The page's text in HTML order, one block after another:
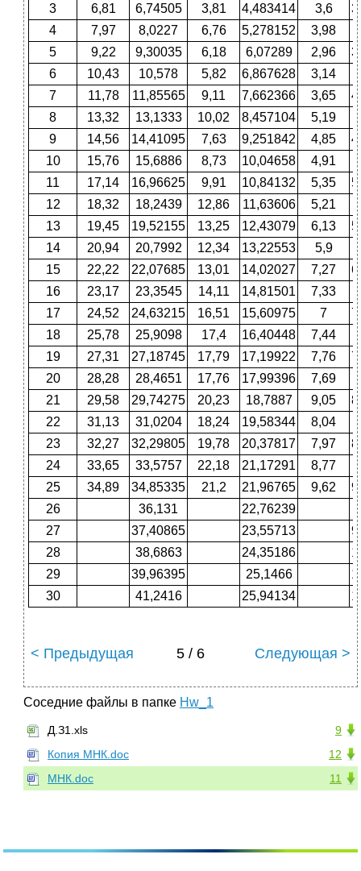
3
6,81 6,74505 3,81 4,483414 3,6
4
7,97 8,0227 6,76 5,278152 3,98
5
9,22 9,30035 6,18 6,07289 2,96
6
10,43 10,578 5,82 6,867628 3,14
7
11,78 11,85565 9,11 7,662366 3,65
8
13,32 13,1333 10,02 8,457104 5,19
9
14,56 14,41095 7,63 9,251842 4,85
10
15,76 15,6886 8,73 10,04658 4,91
11
17,14 16,96625 9,91 10,84132 5,35
12
18,32 18,2439 12,86 11,63606 5,21
13
19,45 19,52155 13,25 12,43079 6,13
14
20,94 20,7992 12,34 13,22553 5,9
15
22,22 22,07685 13,01 14,02027 7,27
16
23,17 23,3545 14,11 14,81501 7,33
17
24,52 24,63215 16,51 15,60975 7
18
25,78 25,9098 17,4 16,40448 7,44
19
27,31 27,18745 17,79 17,19922 7,76
20
28,28 28,4651 17,76 17,99396
7,69
21
29,58 29,74275 20,23 18,7887 9,05
22
31,13 31,0204 18,24 19,58344 8,04
23
32,27 32,29805 19,78 20,37817 7,97
24
33,65 33,5757 22,18 21,17291 8,77
25
34,89 34,85335 21,2 21,96765 9,62
26
36,131 22,76239
27
37,40865 23,55713
28
38,6863 24,35186
29
39,96395 25,1466
30
41,2416 25,94134
< Предыдущая 5 / 6 Следующая >
Соседние файлы в папке Hw_1
9
Д.З1.xls
12
Копия МНК.doc
11
МНК.doc